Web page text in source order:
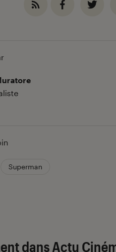
Superman
dans Actu